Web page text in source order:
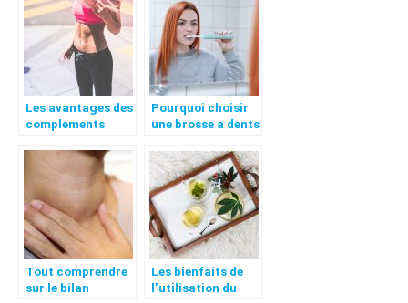
Les avantages des
complements
la musculation
Pourquoi choisir
une brosse a dents
Tout comprendre
sur le bilan
Les bienfaits de
l’utilisation du